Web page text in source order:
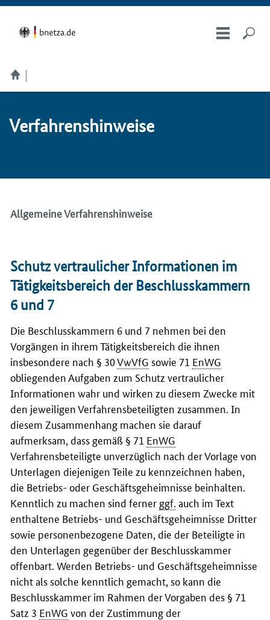
Ver­fah­rens­hin­wei­se
Allgemeine Verfahrenshinweise
Schutz vertraulicher Informationen im
Tätigkeitsbereich der Beschlusskammern
6 und 7
Die Beschlusskammern 6 und 7 nehmen bei den
Vorgängen in ihrem Tätigkeitsbereich die ihnen
insbesondere nach § 30VwVfG sowie 71 EnWG
obliegenden Aufgaben zum Schutz vertraulicher
Informationen wahr und wirken zu diesem Zwecke mit
den jeweiligen Verfahrensbeteiligten zusammen. In
diesem Zusammenhang machen sie darauf
aufmerksam, dass gemäß § 71 EnWG
Verfahrensbeteiligte unverzüglich nach der Vorlage von
Unterlagen diejenigen Teile zu kennzeichnen haben,
die Betriebs- oder Geschäftsgeheimnisse beinhalten.
Kenntlich zu machen sind ferner ggf. auch im Text
enthaltene Betriebs- und Geschäftsgeheimnisse Dritter
sowie personenbezogene Daten, die der Beteiligte in
den Unterlagen gegenüber der Beschlusskammer
offenbart. Werden Betriebs- und Geschäftsgeheimnisse
nicht als solche kenntlich gemacht, so kann die
Beschlusskammer im Rahmen der Vorgaben des § 71
Satz 3 EnWG von der Zustimmung der